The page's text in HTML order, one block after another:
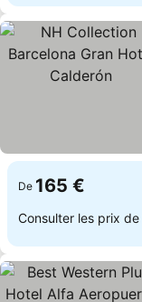
De 165 €
Consulter les prix de